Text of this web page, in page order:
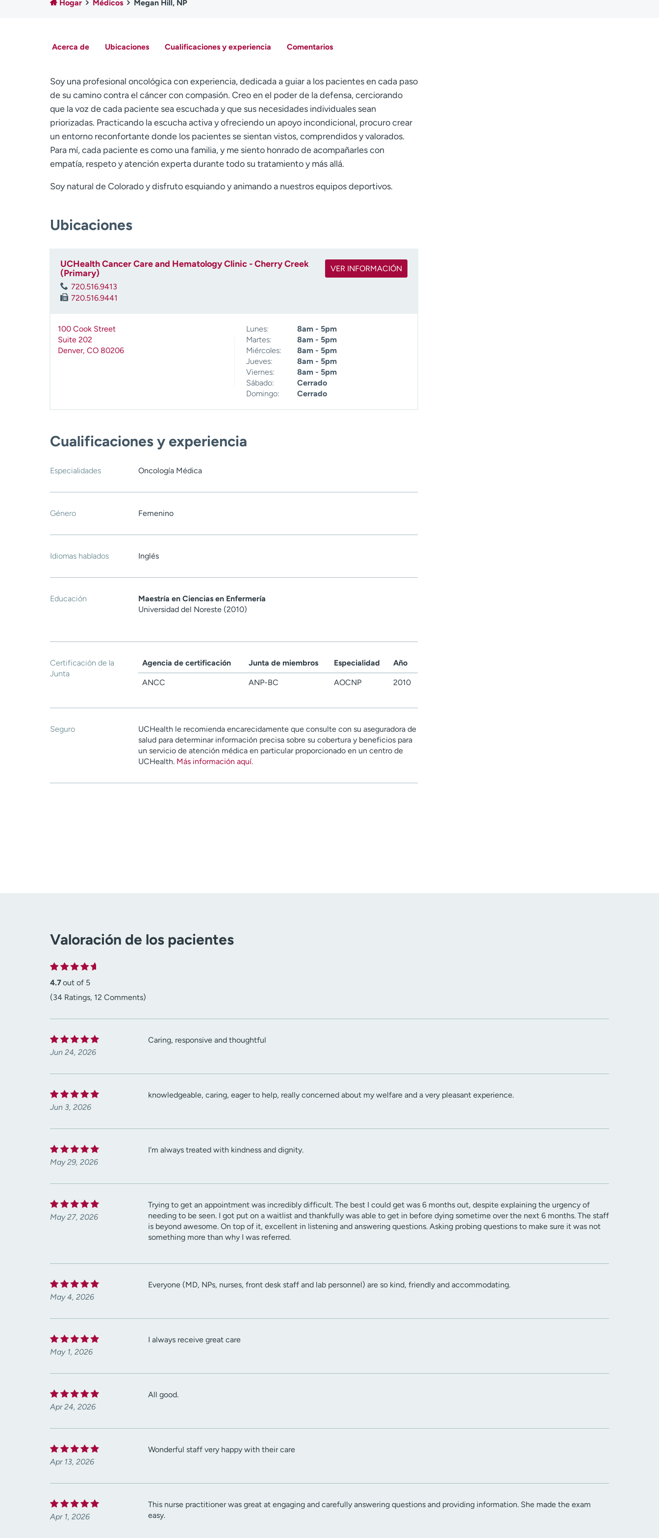
Hogar Médicos Megan Hill, NP
Acerca de Ubicaciones Cualificaciones y experiencia Comentarios
Soy una profesional oncológica con experiencia, dedicada a guiar a los pacientes en cada paso
de su camino contra el cáncer con compasión. Creo en el poder de la defensa, cerciorando
que la voz de cada paciente sea escuchada y que sus necesidades individuales sean
priorizadas. Practicando la escucha activa y ofreciendo un apoyo incondicional, procuro crear
un entorno reconfortante donde los pacientes se sientan vistos, comprendidos y valorados.
Para mí, cada paciente es como una familia, y me siento honrado de acompañarles con
empatía, respeto y atención experta durante todo su tratamiento y más allá.
Soy natural de Colorado y disfruto esquiando y animando a nuestros equipos deportivos.
Ubicaciones
UCHealth Cancer Care and Hematology Clinic - Cherry Creek
(Primary)
720.516.9413
720.516.9441
VER INFORMACIÓN
100 Cook Street
Suite 202
Denver, CO 80206
Lunes:
8am - 5pm
Martes:
8am - 5pm
Miércoles:
8am - 5pm
Jueves:
8am - 5pm
Viernes:
8am - 5pm
Sábado:
Cerrado
Domingo:
Cerrado
Cualificaciones y experiencia
Especialidades Oncología Médica
Género Femenino
Idiomas hablados Inglés
Educación
Maestría en Ciencias en Enfermería
Universidad del Noreste (2010)
Certificación de la
Junta
Agencia de certificación Junta de miembros Especialidad Año
ANCC ANP-BC AOCNP 2010
Seguro
UCHealth le recomienda encarecidamente que consulte con su aseguradora de
salud para determinar información precisa sobre su cobertura y beneficios para
un servicio de atención médica en particular proporcionado en un centro de
UCHealth. Más información aquí.
Valoración de los pacientes
4.7out of 5
(34 Ratings, 12 Comments)
Jun 24, 2026
Caring, responsive and thoughtful
Jun 3, 2026
knowledgeable, caring, eager to help, really concerned about my welfare and a very pleasant experience.
May 29, 2026
I'm always treated with kindness and dignity.
May 27, 2026
Trying to get an appointment was incredibly difficult. The best I could get was 6 months out, despite explaining the urgency of
needing to be seen. I got put on a waitlist and thankfully was able to get in before dying sometime over the next 6 months. The staff
is beyond awesome. On top of it, excellent in listening and answering questions. Asking probing questions to make sure it was not
something more than why I was referred.
May 4, 2026
Everyone (MD, NPs, nurses, front desk staff and lab personnel) are so kind, friendly and accommodating.
May 1, 2026
I always receive great care
Apr 24, 2026
All good.
Apr 13, 2026
Wonderful staff very happy with their care
Apr 1, 2026
This nurse practitioner was great at engaging and carefully answering questions and providing information. She made the exam
easy.